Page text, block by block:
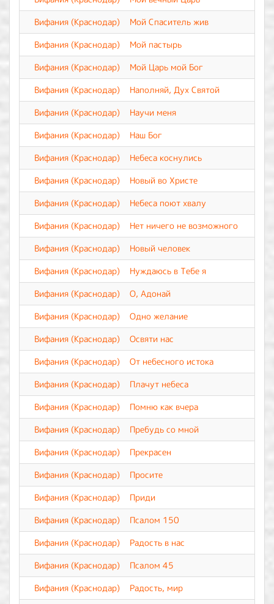
Вифания (Краснодар)
Мой Спаситель жив
Вифания (Краснодар)
Мой пастырь
Вифания (Краснодар)
Мой Царь мой Бог
Вифания (Краснодар)
Наполняй, Дух Святой
Вифания (Краснодар)
Научи меня
Вифания (Краснодар)
Наш Бог
Вифания (Краснодар)
Небеса коснулись
Вифания (Краснодар)
Новый во Христе
Вифания (Краснодар)
Небеса поют хвалу
Вифания (Краснодар)
Нет ничего не возможного
Вифания (Краснодар)
Новый человек
Вифания (Краснодар)
Нуждаюсь в Тебе я
Вифания (Краснодар)
О, Адонай
Вифания (Краснодар)
Одно желание
Вифания (Краснодар)
Освяти нас
Вифания (Краснодар)
От небесного истока
Вифания (Краснодар)
Плачут небеса
Вифания (Краснодар)
Помню как вчера
Вифания (Краснодар)
Пребудь со мной
Вифания (Краснодар)
Прекрасен
Вифания (Краснодар)
Просите
Вифания (Краснодар)
Приди
Вифания (Краснодар)
Псалом 150
Вифания (Краснодар)
Радость в нас
Вифания (Краснодар)
Псалом 45
Вифания (Краснодар)
Радость, мир